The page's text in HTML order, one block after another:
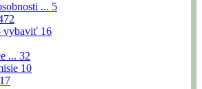
... 5
vybaviť 16
... 32
10
17